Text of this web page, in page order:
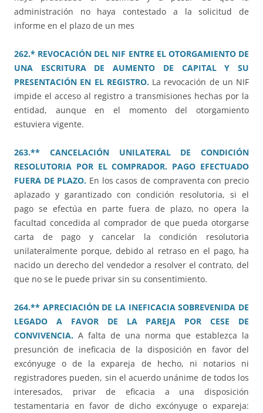
administración no haya contestado a la solicitud de
informe en el plazo de un mes
262.* REVOCACIÓN DEL NIF ENTRE EL OTORGAMIENTO DE
UNA ESCRITURA DE AUMENTO DE CAPITAL Y SU
PRESENTACIÓN EN EL REGISTRO. La revocación de un NIF
impide el acceso al registro a transmisiones hechas por la
entidad, aunque en el momento del otorgamiento
estuviera vigente.
263.** CANCELACIÓN UNILATERAL DE CONDICIÓN
RESOLUTORIA POR EL COMPRADOR. PAGO EFECTUADO
FUERA DE PLAZO. En los casos de compraventa con precio
aplazado y garantizado con condición resolutoria, si el
pago se efectúa en parte fuera de plazo, no opera la
facultad concedida al comprador de que pueda otorgarse
carta de pago y cancelar la condición resolutoria
unilateralmente porque, debido al retraso en el pago, ha
nacido un derecho del vendedor a resolver el contrato, del
que no se le puede privar sin su consentimiento.
264.** APRECIACIÓN DE LA INEFICACIA SOBREVENIDA DE
LEGADO A FAVOR DE LA PAREJA POR CESE DE
CONVIVENCIA. A falta de una norma que establezca la
presunción de ineficacia de la disposición en favor del
excónyuge o de la expareja de hecho, ni notarios ni
registradores pueden, sin el acuerdo unánime de todos los
interesados, privar de eficacia a una disposición
testamentaria en favor de dicho excónyuge o expareja: